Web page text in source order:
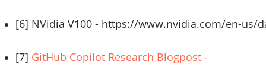
[6] NVidia V100 - https://www.nvidia.com/en-us/
[7] GitHub Copilot Research Blogpost -